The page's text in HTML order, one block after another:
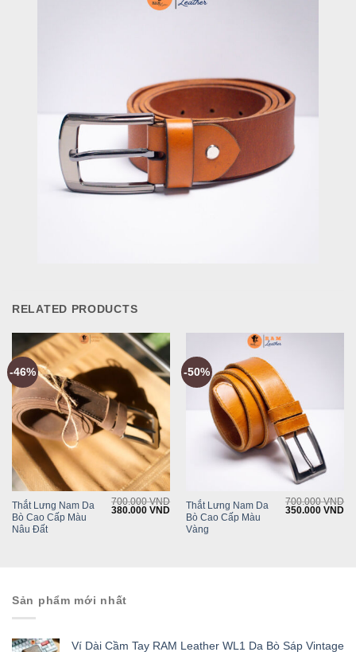
RELATED PRODUCTS
-46%
Thắt Lưng Nam Da
Bò Cao Cấp Màu
Nâu Đất
700.000VND
Original
380.000VNDCurrent
price
380.000 VND.
-50%
Thắt Lưng Nam Da
Bò Cao Cấp Màu
Vàng
700.000VND
Original
350.000VND
Sản phẩm mới nhất
Ví Dài Cầm Tay RAM Leather WL1 Da Bò Sáp Vintage